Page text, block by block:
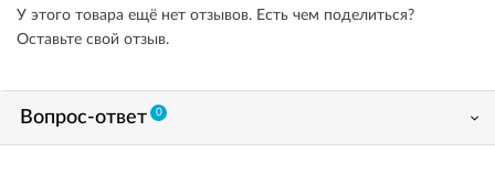
У этого товара ещё нет отзывов. Есть чем поделиться?
Оставьте свой отзыв.
Вопрос-ответ 0